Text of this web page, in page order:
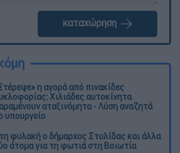
καταχώρηση
η αγορά από πινακίδες
Χιλιάδες αυτοκίνητα
αταξινόμητα - Λύση αναζητά
υπουργείο
φυλακή ο δήμαρχος Στυλίδας και άλλα
άτομα για τη φωτιά στη Βοιωτία